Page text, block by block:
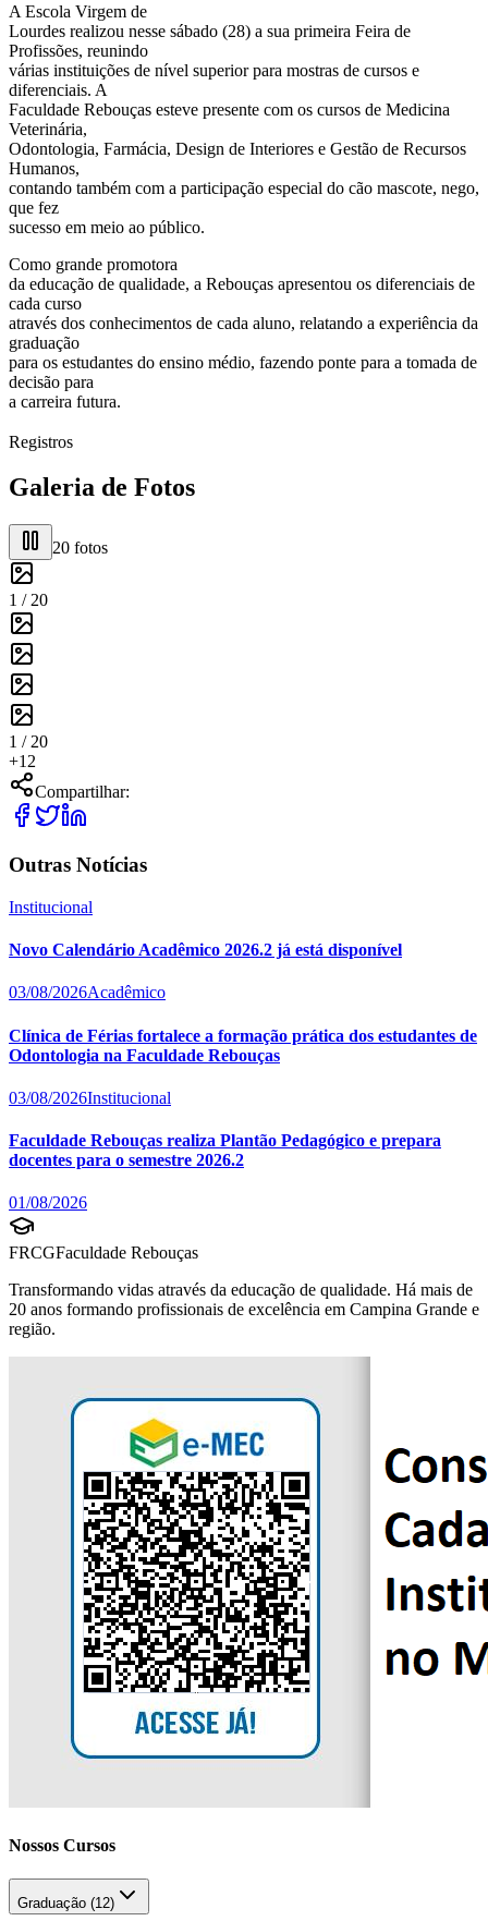
A Escola Virgem de
Lourdes realizou nesse sábado (28) a sua primeira Feira de
Profissões, reunindo
várias instituições de nível superior para mostras de cursos e
diferenciais. A
Faculdade Rebouças esteve presente com os cursos de Medicina
Veterinária,
Odontologia, Farmácia, Design de Interiores e Gestão de Recursos
Humanos,
contando também com a participação especial do cão mascote, nego,
que fez
sucesso em meio ao público.
Como grande promotora
da educação de qualidade, a Rebouças apresentou os diferenciais de
cada curso
através dos conhecimentos de cada aluno, relatando a experiência da
graduação
para os estudantes do ensino médio, fazendo ponte para a tomada de
decisão para
a carreira futura.
Registros
Galeria de Fotos
20 fotos
1 / 20
1 / 20
+12
Compartilhar:
Outras Notícias
Institucional
Novo Calendário Acadêmico 2026.2 já está disponível
03/08/2026Acadêmico
Clínica de Férias fortalece a formação prática dos estudantes de
Odontologia na Faculdade Rebouças
03/08/2026Institucional
Faculdade Rebouças realiza Plantão Pedagógico e prepara
docentes para o semestre 2026.2
01/08/2026
FRCGFaculdade Rebouças
Transformando vidas através da educação de qualidade. Há mais de
20 anos formando profissionais de excelência em Campina Grande e
região.
Nossos Cursos
Graduação (12)